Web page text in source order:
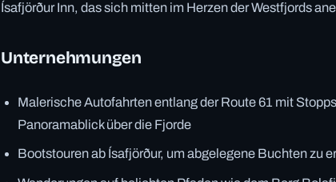
Ísafjörður Inn, das sich mitten im Herzen der Westfjords
Unternehmungen
Malerische Autofahrten entlang der Route 61 mit
Panoramablick über die Fjorde
Bootstouren ab Ísafjörður, um abgelegene Buchten zu